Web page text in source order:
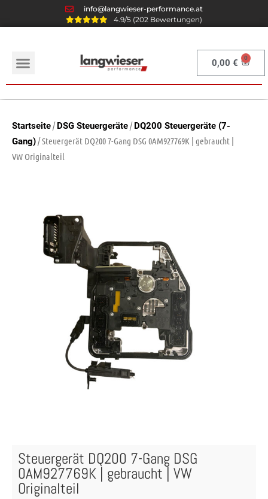
info@langwieser-performance.at
4.9/5 (202 Bewertungen)
0,00€
Startseite/DSG Steuergeräte/DQ200 Steuergeräte (7-
Gang)/ Steuergerät DQ200 7-Gang DSG 0AM927769K | gebraucht |
VW Originalteil
Steuergerät DQ200 7-Gang DSG
0AM927769K | gebraucht | VW
Originalteil